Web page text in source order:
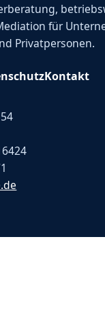
für
Privatpersonen.
Kontakt